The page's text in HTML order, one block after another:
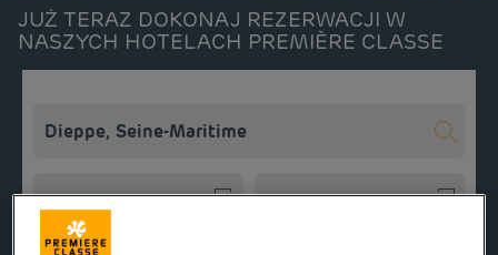
JUŻ TERAZ DOKONAJ REZERWACJI W
NASZYCH HOTELACH PREMIÈRE CLASSE
Navigate forward to interact with the calendar and select